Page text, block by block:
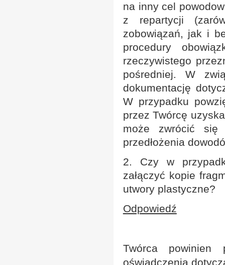
na inny cel
z repartycji
zobowiązań, jak i
procedury
rzeczywistego
pośredniej. W
dokumentację
W przypadku
przez Twórcę
może zwrócić
przedłożenia
2. Czy w
załączyć kopie
utwory plastyczne?
Odpowiedź
Twórca powinien
oświadczenia